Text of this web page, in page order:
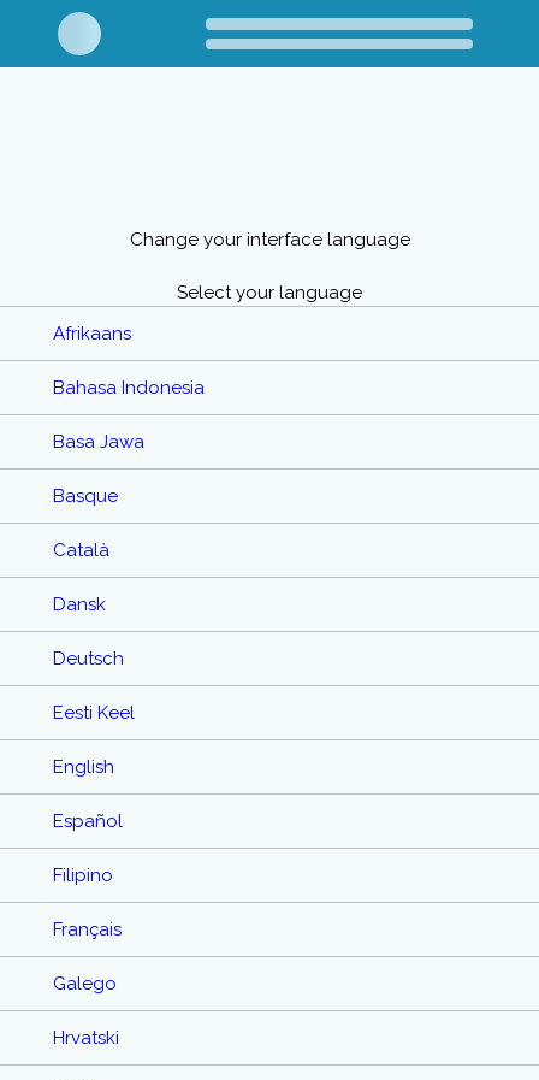
Change your interface language
Select your language
Afrikaans
Bahasa Indonesia
Basa Jawa
Basque
Català
Dansk
Deutsch
Eesti Keel
English
Español
Filipino
Français
Galego
Hrvatski